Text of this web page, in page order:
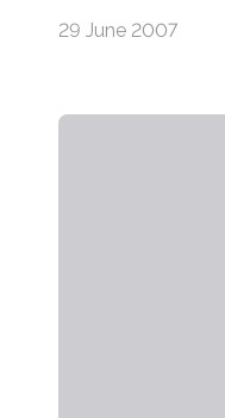
29 June 2007